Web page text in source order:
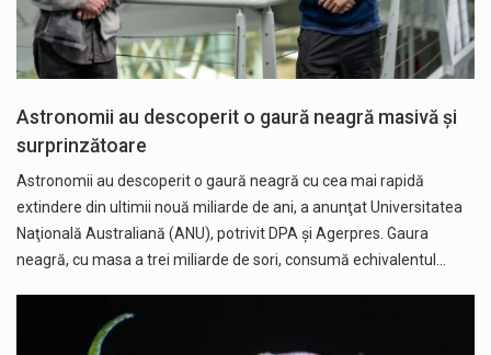
Astronomii au descoperit o gaură neagră masivă şi
surprinzătoare
Astronomii au descoperit o gaură neagră cu cea mai rapidă
extindere din ultimii nouă miliarde de ani, a anunţat Universitatea
Naţională Australiană (ANU), potrivit DPA și Agerpres. Gaura
neagră, cu masa a trei miliarde de sori, consumă echivalentul…